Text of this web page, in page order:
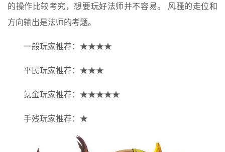
的操作比较考究，想要玩好法师并不容易。 风骚的走位和
方向输出是法师的考题。
一般玩家推荐：★★★★
平民玩家推荐：★★★
氪金玩家推荐：★★★★★
手残玩家推荐：★